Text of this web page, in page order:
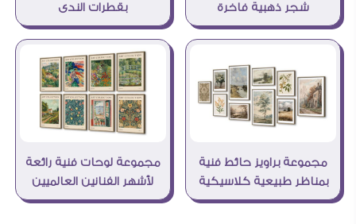
شجر ذهبية فاخرة
بقطرات الندى
مجموعة براويز حائط فنية
بمناظر طبيعية كلاسيكية
مجموعة لوحات فنية رائعة
لأشهر الفنانين العالميين